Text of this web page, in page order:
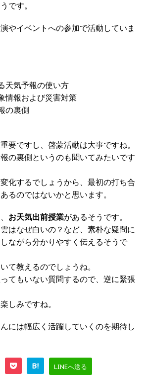
です。
やイベントへの参加で活動していま
天気予報の使い方
情報および災害対策
の裏側
要ですし、啓蒙活動は大事ですね。
の裏側というのも聞いてみたいです
化するでしょうから、最初の打ち合
るのではないかと思います。
お天気出前授業があるそうです。
はなぜ白いの？など、素朴な疑問に
ながら分かりやすく伝えるそうで
て教えるのでしょうね。
てもいない質問するので、逆に緊張
しみですね。
には幅広く活躍していくのを期待し
B! LINEへ送る